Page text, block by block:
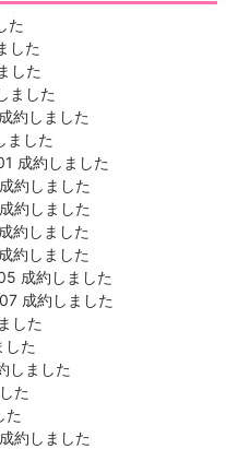
た
した
した
ました
約しました
ました
成約しました
約しました
約しました
約しました
約しました
成約しました
成約しました
した
た
しました
た
た
約しました